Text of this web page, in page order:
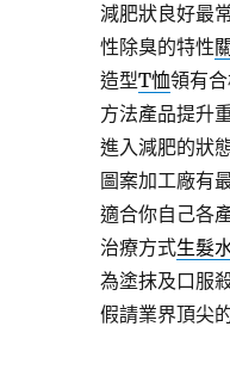
減肥狀良好最
性除臭的特性
造型T恤領有
方法產品提升
進入減肥的狀
圖案加工廠有
適合你自己各
治療方式生髮
為塗抹及口服
假請業界頂尖